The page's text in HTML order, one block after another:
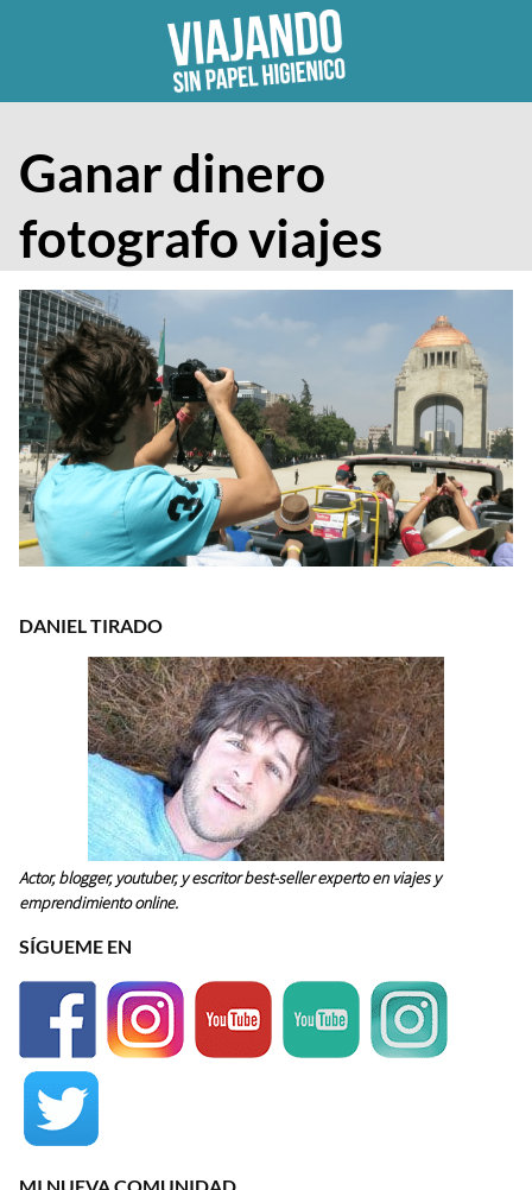
Ganar dinero
fotografo viajes
DANIEL TIRADO
Actor, blogger, youtuber, y escritor best-seller experto en viajes y
emprendimiento online.
SÍGUEME EN